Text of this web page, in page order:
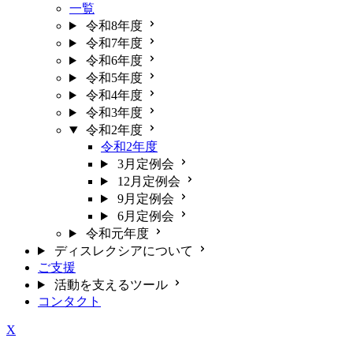
一覧
令和8年度
令和7年度
令和6年度
令和5年度
令和4年度
令和3年度
令和2年度
令和2年度
3月定例会
12月定例会
9月定例会
6月定例会
令和元年度
ディスレクシアについて
ご支援
活動を支えるツール
コンタクト
X